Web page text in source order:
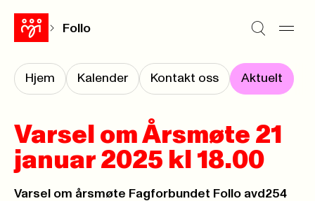
Follo
Hjem Kalender Kontakt oss Aktuelt
Varsel om Årsmøte 21
januar 2025 kl 18.00
Varsel om årsmøte Fagforbundet Follo avd254